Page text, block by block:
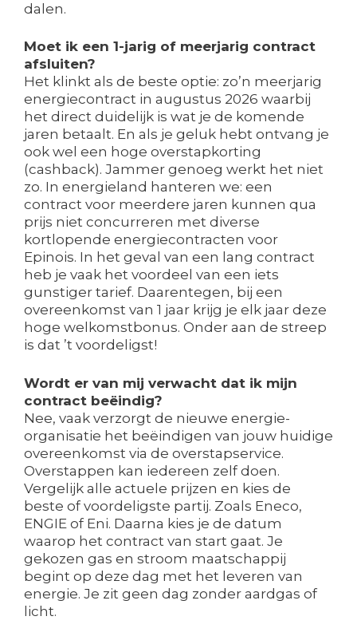
dalen.
Moet ik een 1-jarig of meerjarig contract
afsluiten?
Het klinkt als de beste optie: zo’n meerjarig
energiecontract in augustus 2026 waarbij
het direct duidelijk is wat je de komende
jaren betaalt. En als je geluk hebt ontvang je
ook wel een hoge overstapkorting
(cashback). Jammer genoeg werkt het niet
zo. In energieland hanteren we: een
contract voor meerdere jaren kunnen qua
prijs niet concurreren met diverse
kortlopende energiecontracten voor
Epinois. In het geval van een lang contract
heb je vaak het voordeel van een iets
gunstiger tarief. Daarentegen, bij een
overeenkomst van 1 jaar krijg je elk jaar deze
hoge welkomstbonus. Onder aan de streep
is dat ’t voordeligst!
Wordt er van mij verwacht dat ik mijn
contract beëindig?
Nee, vaak verzorgt de nieuwe energie-
organisatie het beëindigen van jouw huidige
overeenkomst via de overstapservice.
Overstappen kan iedereen zelf doen.
Vergelijk alle actuele prijzen en kies de
beste of voordeligste partij. Zoals Eneco,
ENGIE of Eni. Daarna kies je de datum
waarop het contract van start gaat. Je
gekozen gas en stroom maatschappij
begint op deze dag met het leveren van
energie. Je zit geen dag zonder aardgas of
licht.